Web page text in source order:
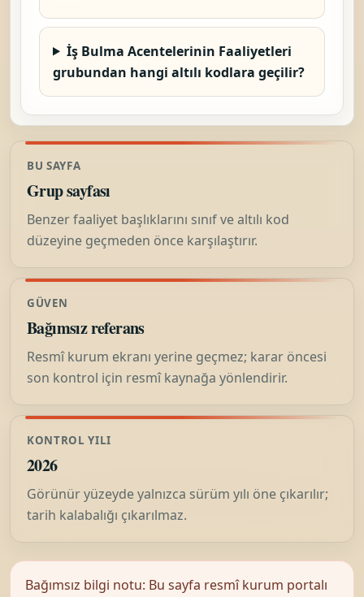
İş Bulma Acentelerinin Faaliyetleri
grubundan hangi altılı kodlara geçilir?
BU SAYFA
Grup sayfası
Benzer faaliyet başlıklarını sınıf ve altılı kod
düzeyine geçmeden önce karşılaştırır.
GÜVEN
Bağımsız referans
Resmî kurum ekranı yerine geçmez; karar öncesi
son kontrol için resmî kaynağa yönlendirir.
KONTROL YILI
2026
Görünür yüzeyde yalnızca sürüm yılı öne çıkarılır;
tarih kalabalığı çıkarılmaz.
Bağımsız bilgi notu: Bu sayfa resmî kurum portalı